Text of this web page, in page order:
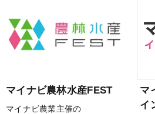
マイナビ農林水産FEST
マイナビ農業主催の
マ
イ